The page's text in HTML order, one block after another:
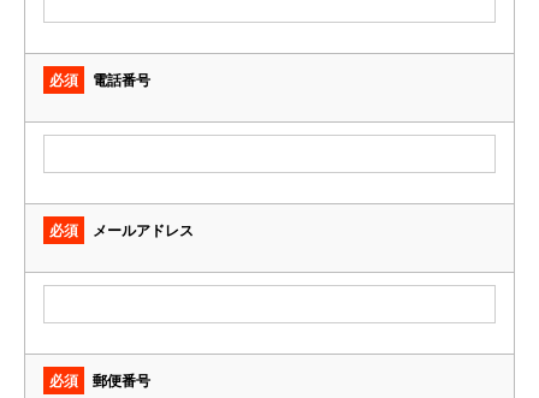
必須 電話番号
必須 メールアドレス
必須 郵便番号